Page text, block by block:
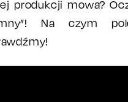
produkcji mowa?
Na czym